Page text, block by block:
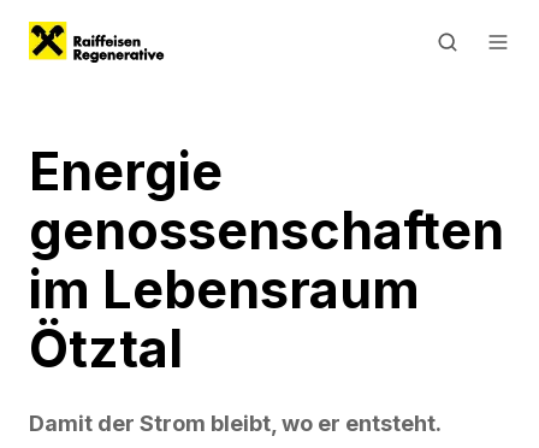
Energie
genossenschaften
im Lebensraum
Ötztal
Damit der Strom bleibt, wo er entsteht.